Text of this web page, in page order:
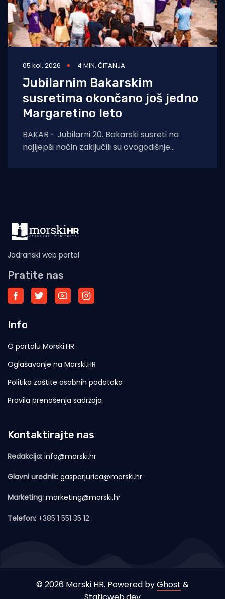
05 kol. 2026 4 MIN. ČITANJA
Jubilarnim Bakarskim
susretima okončano još jedno
Margaretino leto
BAKAR - Jubilarni 20. Bakarski susreti na
najljepši način zaključili su ovogodišnje
Jadranski web portal
Pratite nas
Info
O portalu Morski.HR
Oglašavanje na Morski.HR
Politika zaštite osobnih podataka
Pravila prenošenja sadržaja
Kontaktirajte nas
Redakcija: info@morski.hr
Glavni urednik: gasparjurica@morski.hr
Marketing: marketing@morski.hr
Telefon: +385 1 551 35 12
© 2026 Morski HR. Powered byGhost &